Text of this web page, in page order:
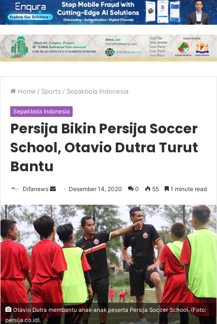
Home / Sports / Sepakbola Indonesia
Sepakbola Indonesia
Persija Bikin Persija Soccer
School, Otavio Dutra Turut
Bantu
Difanews
Send
email
Desember 14, 2020 0 55 1 minute read
Otavio Dutra membantu anak-anak peserta Persija Soccer School. (Foto:
persija.co.id).